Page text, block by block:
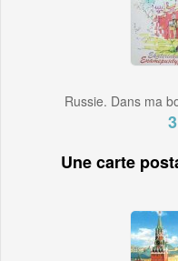
Russie. Dans ma
Une carte